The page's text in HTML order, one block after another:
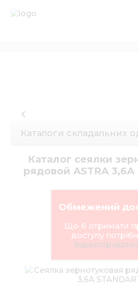
Каталоги складальних
Каталог сеялки
рядовой ASTRA 3,6А
Обмежений
Що-б отримати
доступу